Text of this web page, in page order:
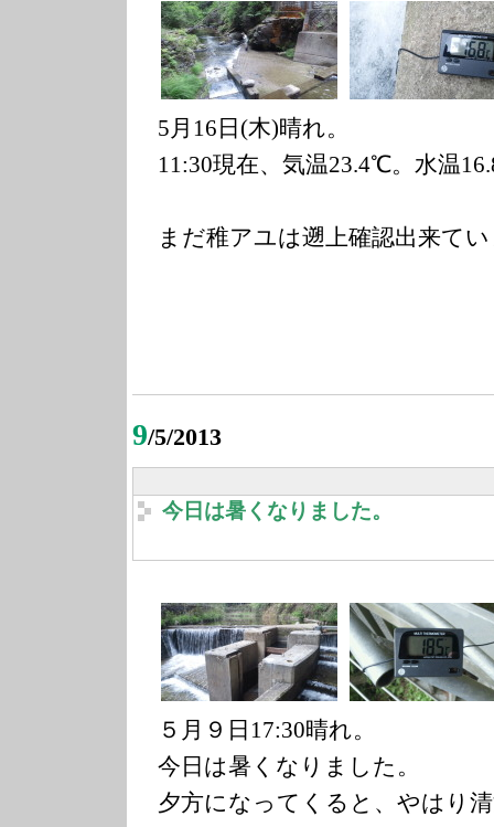
5月16日(木)晴れ。
11:30現在、気温23.4℃。水温
まだ稚アユは遡上確認出来て
9/5/2013
今日は暑くなりました。
５月９日17:30晴れ。
今日は暑くなりました。
夕方になってくると、やはり